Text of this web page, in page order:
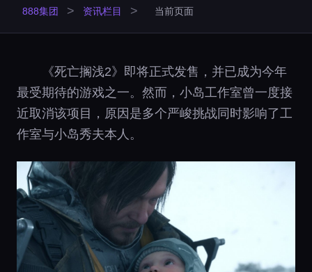
888集团 > 资讯栏目 > 当前页面
《死亡搁浅2》即将正式发售，并已成为今年
最受期待的游戏之一。然而，小岛工作室曾一度接
近取消该项目，原因是多个严峻挑战同时影响了工
作室与小岛秀夫本人。